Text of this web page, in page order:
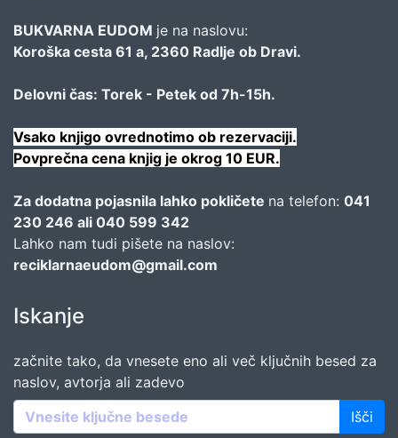
BUKVARNA EUDOM je na naslovu:
Koroška cesta 61 a, 2360 Radlje ob Dravi.
Delovni čas: Torek - Petek od 7h-15h.
Vsako knjigo ovrednotimo ob rezervaciji.
Povprečna cena knjig je okrog 10 EUR.
Za dodatna pojasnila lahko pokličete na telefon: 041
230 246 ali 040 599 342
Lahko nam tudi pišete na naslov:
reciklarnaeudom@gmail.com
Iskanje
začnite tako, da vnesete eno ali več ključnih besed za
naslov, avtorja ali zadevo
Išči